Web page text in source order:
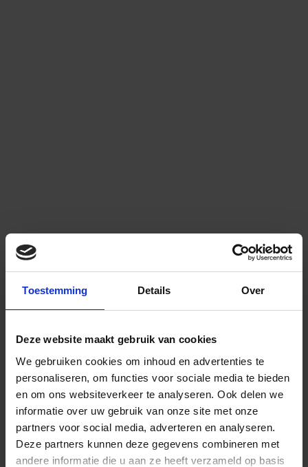
Toestemming Details Over
Deze website maakt gebruik van cookies
We gebruiken cookies om inhoud en advertenties te
personaliseren, om functies voor sociale media te bieden
en om ons websiteverkeer te analyseren. Ook delen we
informatie over uw gebruik van onze site met onze
partners voor social media, adverteren en analyseren.
Deze partners kunnen deze gegevens combineren met
andere informatie die u aan ze heeft verzameld op basis